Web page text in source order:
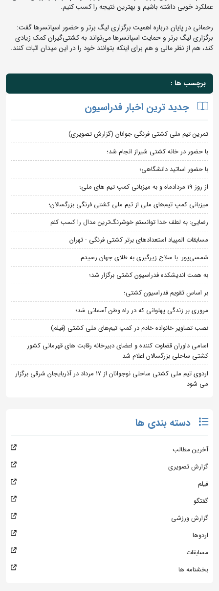
عملکرد خوبی داشته باشیم و بهترین نتیجه را کسب کنیم.
رحمانی در پایان درباره اهمیت برگزاری لیگ برتر و حضور اسپانسرها گفت:
برگزاری لیگ برتر و حمایت اسپانسرها می‌تواند به کشتی‌گیران کمک زیادی
کند، هم از نظر مالی و هم برای اینکه بتوانند خود را در این میدان اثبات کنند.
برچسب ها :
جدید ترین اخبار فدراسیون
تمرین تیم ملی کشتی فرنگی جوانان (گزارش تصویری)
با حضور در خانه کشتی شیراز انجام شد؛
با حضور اساتید دانشگاهی؛
از روز 19 مردادماه و به میزبانی کمپ تیم های ملی؛
میزبانی کمپ تیم‌های ملی از تیم ملی کشتی فرنگی بزرگسالان؛
رضایی: به لطف خدا توانستم خوشرنگ‌ترین مدال را کسب کنم
مسابقات المپیاد استعدادهای برتر کشتی فرنگی - تهران
شمسی‌پور: با سلاح زیرگیری به طلای جهان رسیدم
به همت اندیشکده فدراسیون کشتی برگزار شد؛
بر اساس تقویم فدراسیون کشتی؛
مروری بر زندگی پهلوانی که در راه وطن آسمانی شد؛
نصب تصاویر خانواده خادم در کمپ تیم‌های ملی کشتی (فیلم)
اسامی داوران قضاوت کننده و اعضای دبیرخانه رقابت های قهرمانی کشور
کشتی ساحلی بزرگسالان اعلام شد
اردوی تیم ملی کشتی ساحلی نوجوانان از 17 مرداد در آذربایجان شرقی برگزار
می شود
دسته بندی ها
آخرین مطالب
گزارش تصویری
فیلم
گفتگو
گزارش ورزشی
اردوها
مسابقات
بخشنامه ها